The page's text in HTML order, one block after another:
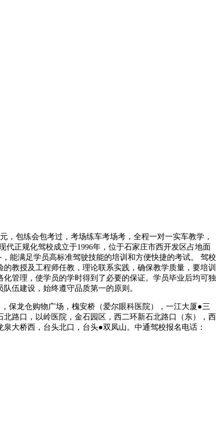
，包练会包考过，考场练车考场考，全程一对一实车教学，
代正规化驾校成立于1996年，位于石家庄市西开发区占地面
能满足学员高标准驾驶技能的培训和方便快捷的考试。 驾校
教授及工程师任教，理论联系实践，确保教学质量，要培训
管理，使学员的学时得到了必要的保证。学员毕业后均可独
伍建设，始终遵守品质第一的原则。
保龙仓购物广场，槐安桥（爱尔眼科医院），一江大厦●三
路口，以岭医院，金石园区，西二环新石北路口（东），西
大桥西，台头北口，台头●双凤山。中通驾校报名电话：